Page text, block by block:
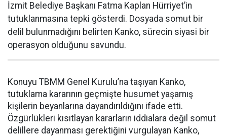
İzmit Belediye Başkanı Fatma Kaplan Hürriyet’in
tutuklanmasına tepki gösterdi. Dosyada somut bir
delil bulunmadığını belirten Kanko, sürecin siyasi bir
operasyon olduğunu savundu.
Konuyu TBMM Genel Kurulu’na taşıyan Kanko,
tutuklama kararının geçmişte husumet yaşamış
kişilerin beyanlarına dayandırıldığını ifade etti.
Özgürlükleri kısıtlayan kararların iddialara değil somut
delillere dayanması gerektiğini vurgulayan Kanko,